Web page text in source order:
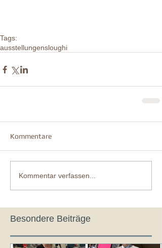
Tags:
ausstellungensloughi
Kommentare
Kommentar verfassen...
Besondere Beiträge